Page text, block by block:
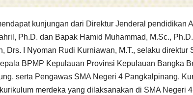
kunjungan dari Direktur Jenderal pendidikan
Ph.D. dan Bapak Hamid Muhammad, M.Sc.,
Drs. I Nyoman Rudi Kurniawan, M.T., selaku direktur
BPMP Kepulauan Provinsi Kepulauan Bangka
serta Pengawas SMA Negeri 4 Pangkalpinang.
merdeka yang dilaksanakan di SMA Negeri 4